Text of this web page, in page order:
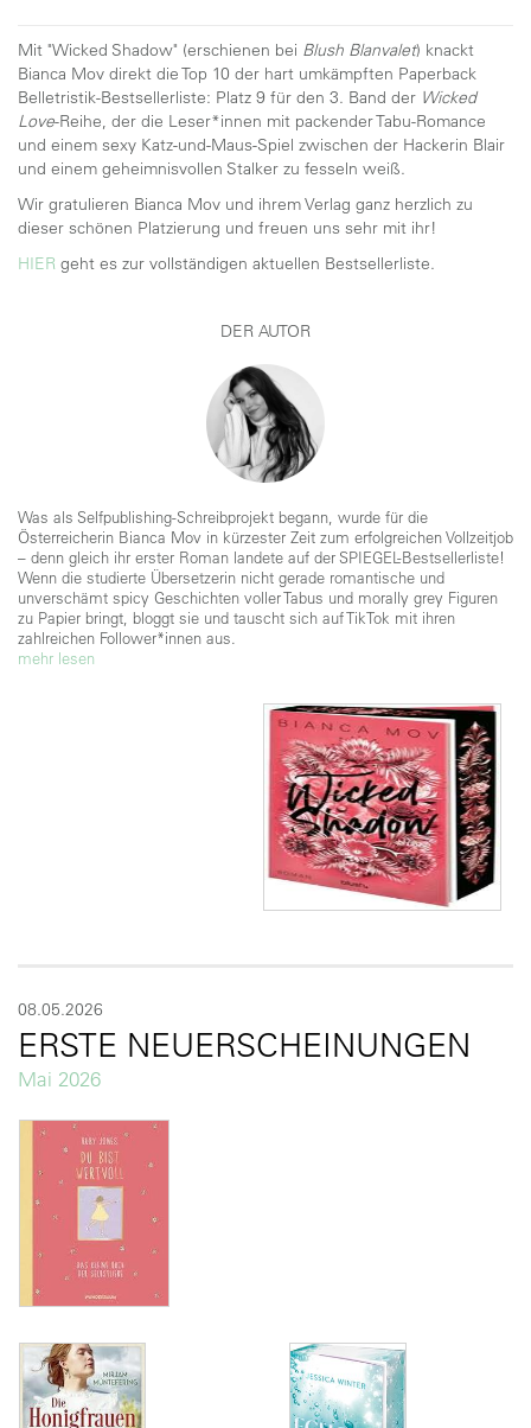
Mit "Wicked Shadow" (erschienen bei Blush Blanvalet) knackt
Bianca Mov direkt die Top 10 der hart umkämpften Paperback
Belletristik-Bestsellerliste: Platz 9 für den 3. Band der Wicked
Love-Reihe, der die Leser*innen mit packender Tabu-Romance
und einem sexy Katz-und-Maus-Spiel zwischen der Hackerin Blair
und einem geheimnisvollen Stalker zu fesseln weiß.
Wir gratulieren Bianca Mov und ihrem Verlag ganz herzlich zu
dieser schönen Platzierung und freuen uns sehr mit ihr!
HIER geht es zur vollständigen aktuellen Bestsellerliste.
DER AUTOR
Was als Selfpublishing-Schreibprojekt begann, wurde für die
Österreicherin Bianca Mov in kürzester Zeit zum erfolgreichen Vollzeitjob
– denn gleich ihr erster Roman landete auf der SPIEGEL-Bestsellerliste!
Wenn die studierte Übersetzerin nicht gerade romantische und
unverschämt spicy Geschichten voller Tabus und morally grey Figuren
zu Papier bringt, bloggt sie und tauscht sich auf TikTok mit ihren
zahlreichen Follower*innen aus.
mehr lesen
08.05.2026
ERSTE NEUERSCHEINUNGEN
Mai 2026